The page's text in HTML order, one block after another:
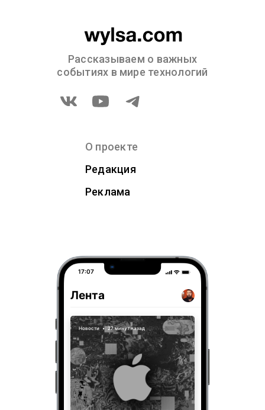
Рассказываем о важных
событиях в мире технологий
О проекте
Редакция
Реклама
17:07
Лента
Новости • 27 минут назад